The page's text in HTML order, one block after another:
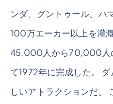
ンダ、グントゥール、ハ
100万エーカー以上を灌
45,000人から70,000人
て1972年に完成した。
しいアトラクションだ。